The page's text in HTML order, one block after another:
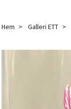
Hem Galleri ETT